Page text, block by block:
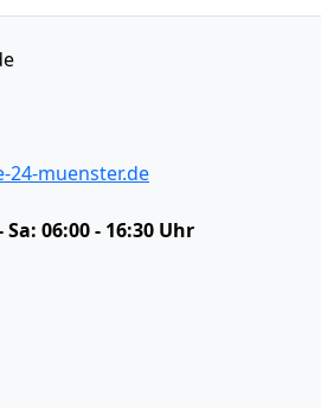
24-muenster.de
Sa: 06:00 - 16:30 Uhr